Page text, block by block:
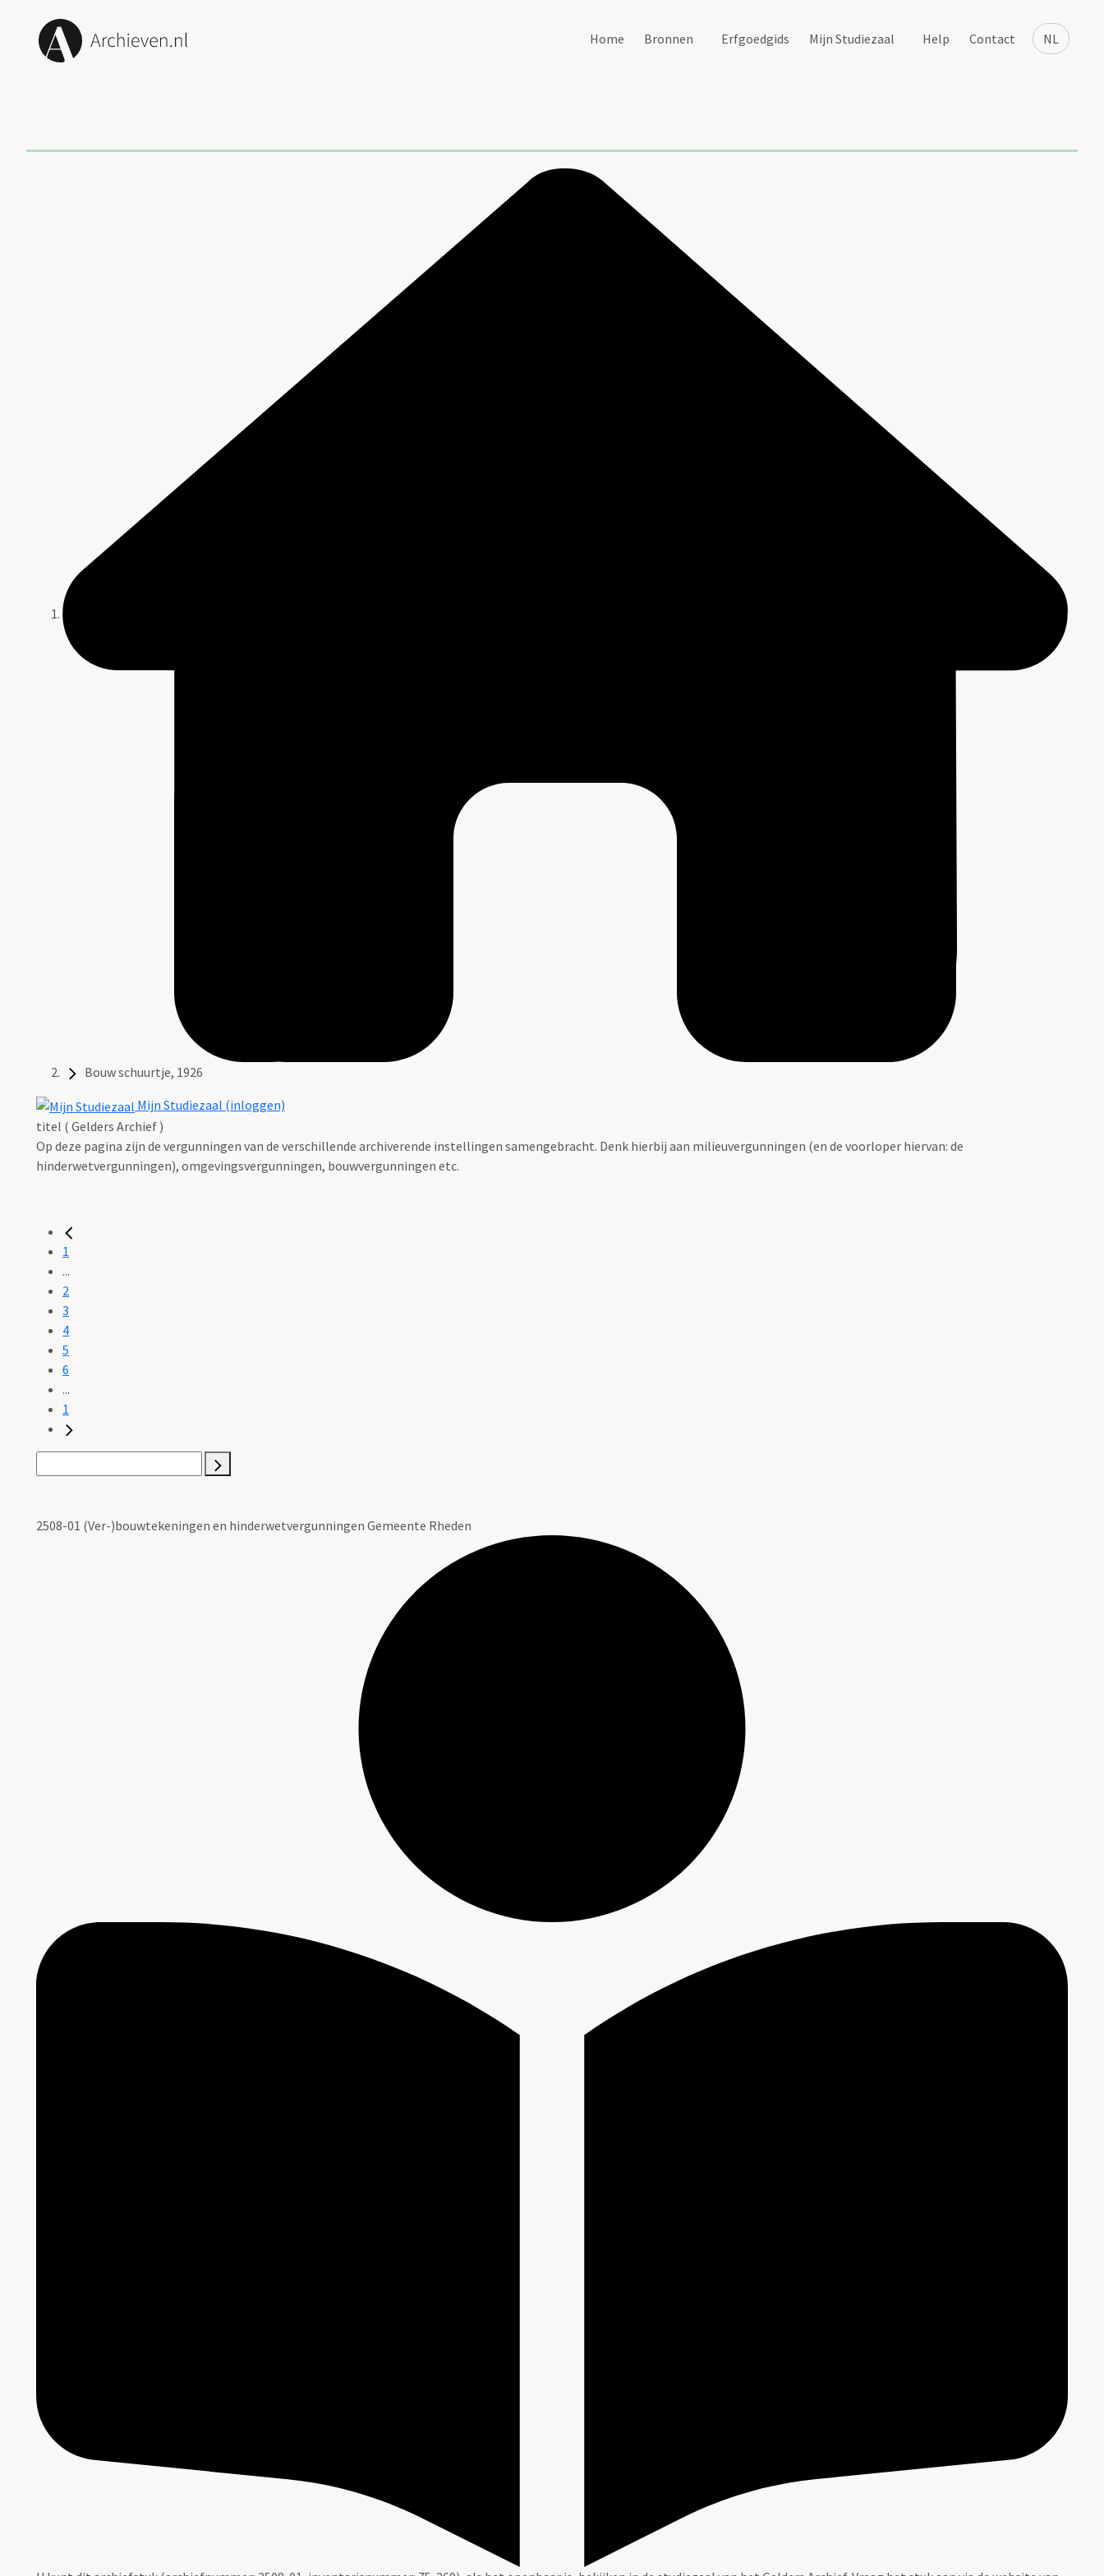
NL
Home Bronnen Erfgoedgids Mijn Studiezaal Help Contact
Bouw schuurtje, 1926
Mijn Studiezaal (inloggen)
titel ( Gelders Archief )
Op deze pagina zijn de vergunningen van de verschillende archiverende instellingen samengebracht. Denk hierbij aan milieuvergunningen (en de voorloper hiervan: de
hinderwetvergunningen), omgevingsvergunningen, bouwvergunningen etc.
1
...
2
3
4
5
6
...
1
2508-01 (Ver-)bouwtekeningen en hinderwetvergunningen Gemeente Rheden